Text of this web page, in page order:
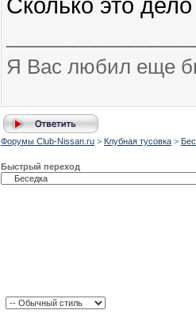
Я Вас любил еще
Форумы Club-Nissan.ru > Клубная тусовка >
Быстрый переход